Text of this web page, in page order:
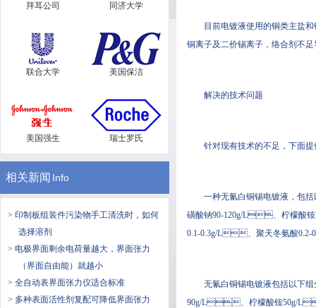
拜耳公司 同济大学
联合大学 美国保洁
美国强生 瑞士罗氏
相关新闻 Info
> ​印制板组装件污染物手工清洗时，如何
选择溶剂
> 电极界面剩余电荷量越大，界面张力
（界面自由能）就越小
> 全自动表界面张力仪适合标准
> 多种表面活性剂复配可降低界面张力
目前电镀液使用的铜类主盐和
铜离子及二价锡离子，络合剂不足
解决的技术问题
针对现有技术的不足，下面
一种无氰白铜锡电镀液
磺酸钠90-120g/L、柠檬酸
0.1-0.3g/L、聚天冬氨酸0.2-
无氰白铜锡电镀液包括以下
90g/L、柠檬酸铵50g/